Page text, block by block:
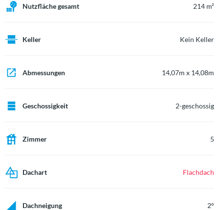
Nutzfläche gesamt 214 m²
Keller Kein Keller
Abmessungen 14,07m x 14,08m
Geschossigkeit 2-geschossig
Zimmer 5
Dachart Flachdach
Dachneigung 2°